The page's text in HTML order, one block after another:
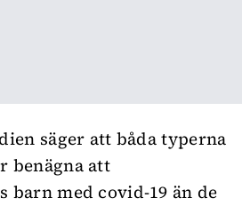
säger att båda typerna
benägna att
barn med covid-19 än de